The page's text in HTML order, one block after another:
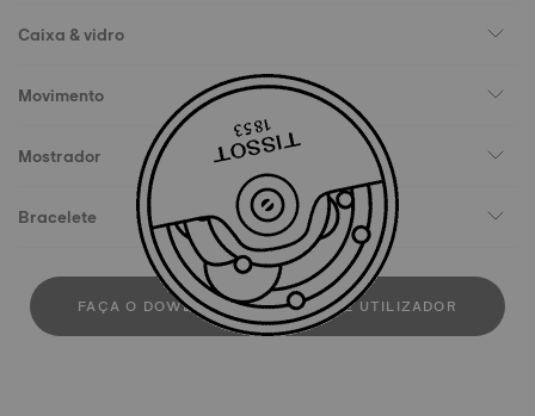
Caixa & vidro
Movimento
Mostrador
Bracelete
FAÇA O DOWLOAD DO MANUAL DE UTILIZADOR